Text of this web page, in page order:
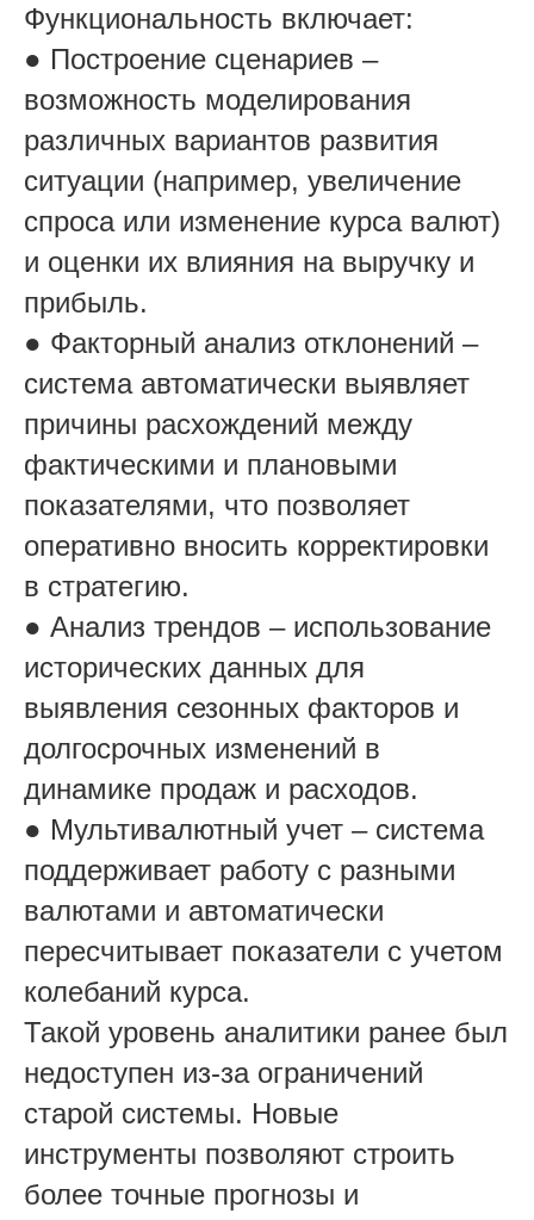
Функциональность включает:
● Построение сценариев –
возможность моделирования
различных вариантов развития
ситуации (например, увеличение
спроса или изменение курса валют)
и оценки их влияния на выручку и
прибыль.
● Факторный анализ отклонений –
система автоматически выявляет
причины расхождений между
фактическими и плановыми
показателями, что позволяет
оперативно вносить корректировки
в стратегию.
● Анализ трендов – использование
исторических данных для
выявления сезонных факторов и
долгосрочных изменений в
динамике продаж и расходов.
● Мультивалютный учет – система
поддерживает работу с разными
валютами и автоматически
пересчитывает показатели с учетом
колебаний курса.
Такой уровень аналитики ранее был
недоступен из-за ограничений
старой системы. Новые
инструменты позволяют строить
более точные прогнозы и